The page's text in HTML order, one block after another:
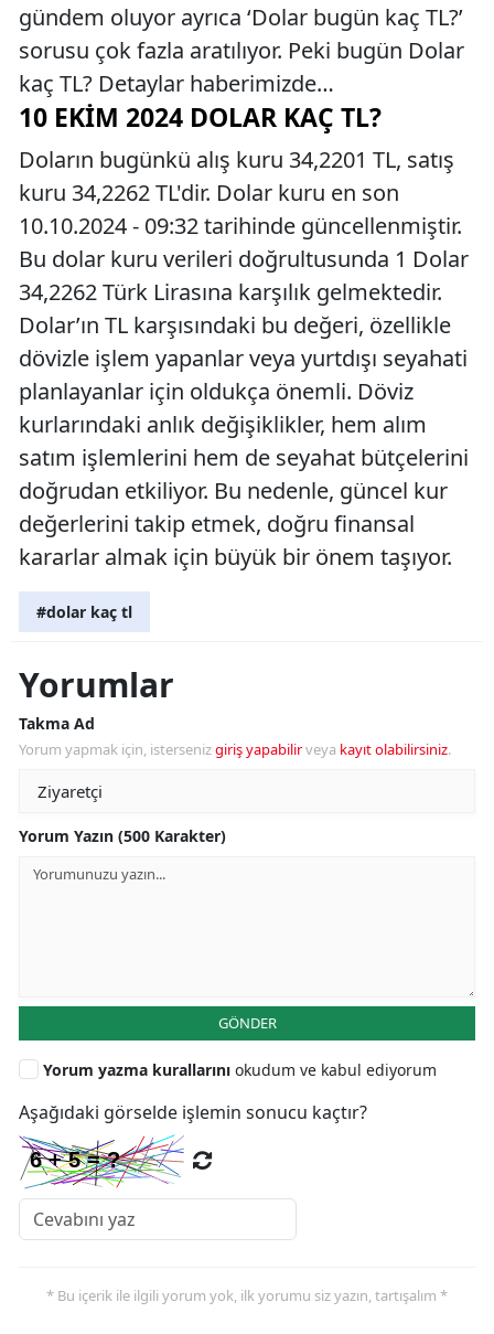
gündem oluyor ayrıca ‘Dolar bugün kaç TL?’
sorusu çok fazla aratılıyor. Peki bugün Dolar
kaç TL? Detaylar haberimizde…
10 EKIM 2024 DOLAR KAÇ TL?
Doların bugünkü alış kuru 34,2201 TL, satış
kuru 34,2262 TL'dir. Dolar kuru en son
10.10.2024 - 09:32 tarihinde güncellenmiştir.
Bu dolar kuru verileri doğrultusunda 1 Dolar
34,2262 Türk Lirasına karşılık gelmektedir.
Dolar’ın TL karşısındaki bu değeri, özellikle
dövizle işlem yapanlar veya yurtdışı seyahati
planlayanlar için oldukça önemli. Döviz
kurlarındaki anlık değişiklikler, hem alım
satım işlemlerini hem de seyahat bütçelerini
doğrudan etkiliyor. Bu nedenle, güncel kur
değerlerini takip etmek, doğru finansal
kararlar almak için büyük bir önem taşıyor.
#dolar kaç tl
Yorumlar
Takma Ad
Yorum yapmak için, istersenizgiriş yapabilirveya kayıt olabilirsiniz.
Yorum Yazın (500 Karakter)
GÖNDER
Yorum yazma kurallarını okudum ve kabul ediyorum
Aşağıdaki görselde işlemin sonucu kaçtır?
* Bu içerik ile ilgili yorum yok, ilk yorumu siz yazın, tartışalım *